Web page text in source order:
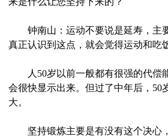
钟南山：运动不要说是延寿，主
真正认识到这点，就会觉得运动和吃
人50岁以前一般都有很强的代偿
会很快显示出来。但过了中年后，50
大。
坚持锻炼主要是有没有这个决心